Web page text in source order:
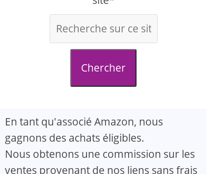
Chercher
En tant qu'associé Amazon, nous
gagnons des achats éligibles.
Nous obtenons une commission sur les
ventes provenant de nos liens sans frais